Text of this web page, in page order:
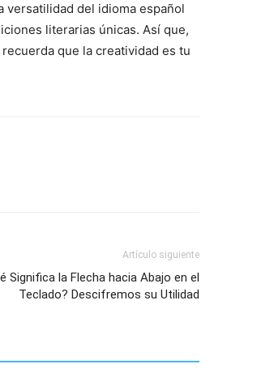
del idioma español
literarias únicas. Así que,
que la creatividad es tu
Artículo siguiente
Significa la Flecha hacia Abajo en el
Teclado? Descifremos su Utilidad